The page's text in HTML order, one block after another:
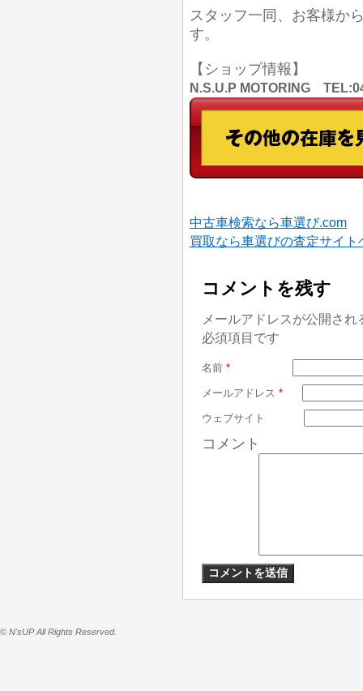
スタッフ一同、お客様か
す。
【ショップ情報】
N.S.U.P MOTORING
中古車検索なら車選び.com
買取なら車選びの査定サイト
コメントを残す
メールアドレスが公開さ
必須項目です
名前 *
メールアドレス *
ウェブサイト
コメント
© N'sUP All Rights Reserved.